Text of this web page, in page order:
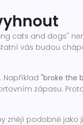
cats and dogs"
vás budou
Například "broke the
zápasu.
znějí podobně jako